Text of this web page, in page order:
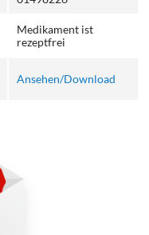
Medikament ist
rezeptfrei
Ansehen/Download